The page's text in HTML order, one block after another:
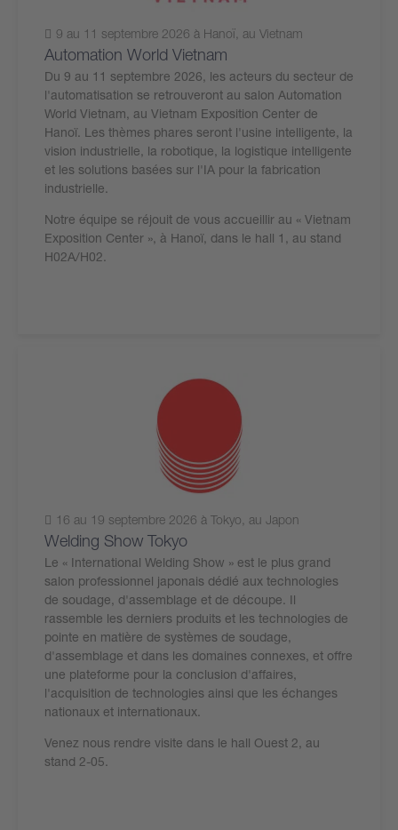
9 au 11 septembre 2026 à Hanoï, au Vietnam
Automation World Vietnam
Du 9 au 11 septembre 2026, les acteurs du secteur de
l'automatisation se retrouveront au salon Automation
World Vietnam, au Vietnam Exposition Center de
Hanoï. Les thèmes phares seront l'usine intelligente, la
vision industrielle, la robotique, la logistique intelligente
et les solutions basées sur l'IA pour la fabrication
industrielle.
Notre équipe se réjouit de vous accueillir au « Vietnam
Exposition Center », à Hanoï, dans le hall 1, au stand
H02A/H02.
16 au 19 septembre 2026 à Tokyo, au Japon
Welding Show Tokyo
Le « International Welding Show » est le plus grand
salon professionnel japonais dédié aux technologies
de soudage, d'assemblage et de découpe. Il
rassemble les derniers produits et les technologies de
pointe en matière de systèmes de soudage,
d'assemblage et dans les domaines connexes, et offre
une plateforme pour la conclusion d'affaires,
l'acquisition de technologies ainsi que les échanges
nationaux et internationaux.
Venez nous rendre visite dans le hall Ouest 2, au
stand 2-05.